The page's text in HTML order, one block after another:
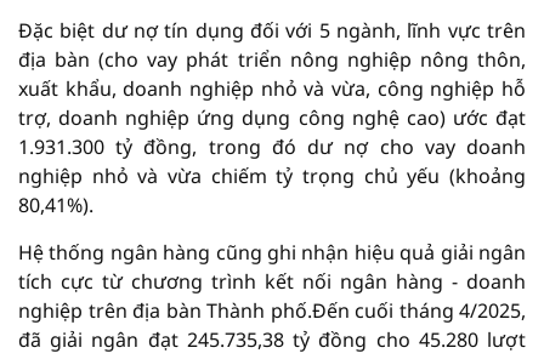
Đặc biệt dư nợ tín dụng đối với 5 ngành, lĩnh vực trên
địa bàn (cho vay phát triển nông nghiệp nông thôn,
xuất khẩu, doanh nghiệp nhỏ và vừa, công nghiệp hỗ
trợ, doanh nghiệp ứng dụng công nghệ cao) ước đạt
1.931.300 tỷ đồng, trong đó dư nợ cho vay doanh
nghiệp nhỏ và vừa chiếm tỷ trọng chủ yếu (khoảng
80,41%).
Hệ thống ngân hàng cũng ghi nhận hiệu quả giải ngân
tích cực từ chương trình kết nối ngân hàng - doanh
nghiệp trên địa bàn Thành phố.Đến cuối tháng 4/2025,
đã giải ngân đạt 245.735,38 tỷ đồng cho 45.280 lượt